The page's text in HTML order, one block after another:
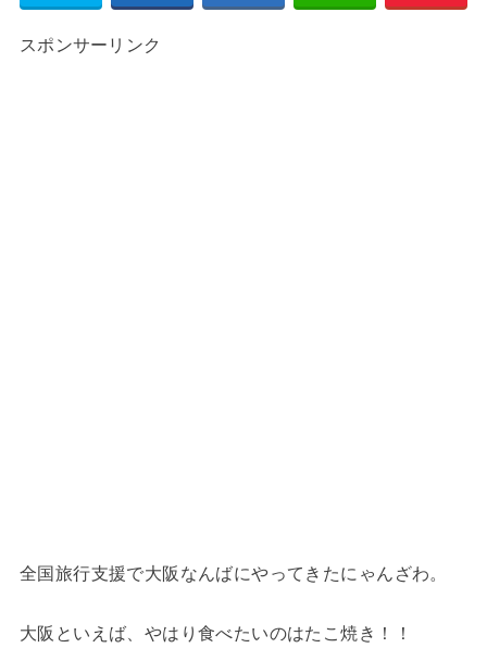
スポンサーリンク
全国旅行支援で大阪なんばにやってきたにゃんざわ。
大阪といえば、やはり食べたいのはたこ焼き！！